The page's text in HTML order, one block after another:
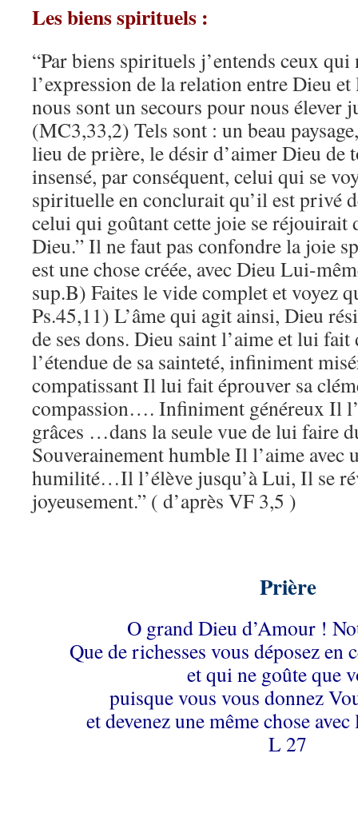
Les biens spirituels :
“Par biens spirituels j’entends ceux qui
l’expression de la relation entre Dieu
nous sont un secours pour nous élever
(MC3,33,2) Tels sont : un beau
lieu de prière, le désir d’aimer Dieu de
insensé, par conséquent, celui qui se
spirituelle en conclurait qu’il est privé
celui qui goûtant cette joie se réjouirait
Dieu.” Il ne faut pas confondre la joie
est une chose créée, avec Dieu Lui-
sup.B) Faites le vide complet et voyez
Ps.45,11) L’âme qui agit ainsi, Dieu
de ses dons. Dieu saint l’aime et lui
l’étendue de sa sainteté, infiniment
compatissant Il lui fait éprouver sa
compassion…. Infiniment généreux Il
grâces …dans la seule vue de lui faire
Souverainement humble Il l’aime avec
humilité…Il l’élève jusqu’à Lui, Il se
joyeusement.” ( d’après VF 3,5 )
Prière
O grand Dieu d’Amour !
Que de richesses vous déposez en
et qui ne goûte que
puisque vous vous donnez
et devenez une même chose
L 27